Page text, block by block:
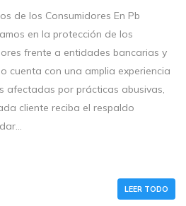
de los Consumidores En Pb
en la protección de los
frente a entidades bancarias y
cuenta con una amplia experiencia
afectadas por prácticas abusivas,
cliente reciba el respaldo
LEER TODO